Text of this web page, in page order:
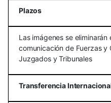
Plazos
Las imágenes se
comunicación de Fuerzas
Juzgados y Tribunales
Transferencia